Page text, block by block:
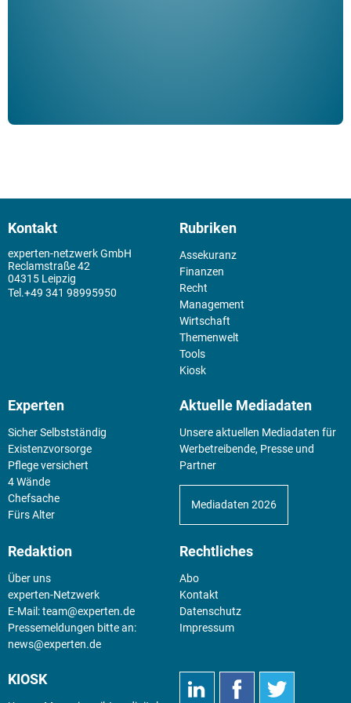
Kontakt
experten-netzwerk GmbH
Reclamstraße 42
04315 Leipzig
+49 341 98995950
Rubriken
Assekuranz
Finanzen
Recht
Management
Wirtschaft
Themenwelt
Tools
Kiosk
Experten
Sicher Selbstständig
Existenz­vorsorge
Pflege versichert
4 Wände
Chefsache
Fürs Alter
Aktuelle Mediadaten
Unsere aktuellen Mediadaten für
Werbetreibende, Presse und
Partner
Mediadaten 2026
Redaktion
Über uns
experten-Netzwerk
E-Mail:team@experten.de
Pressemeldungen bitte an:
news@experten.de
Rechtliches
Abo
Kontakt
Datenschutz
Impressum
KIOSK